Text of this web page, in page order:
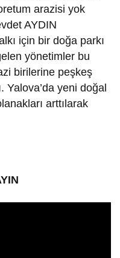
arazisi yok
AYDIN
için bir doğa parkı
yönetimler bu
birilerine peşkeş
Yalova’da yeni doğal
arttılarak